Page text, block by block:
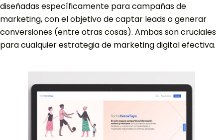
diseñadas específicamente para campañas de
marketing, con el objetivo de captar leads o generar
conversiones (entre otras cosas). Ambas son cruciales
para cualquier estrategia de marketing digital efectiva.